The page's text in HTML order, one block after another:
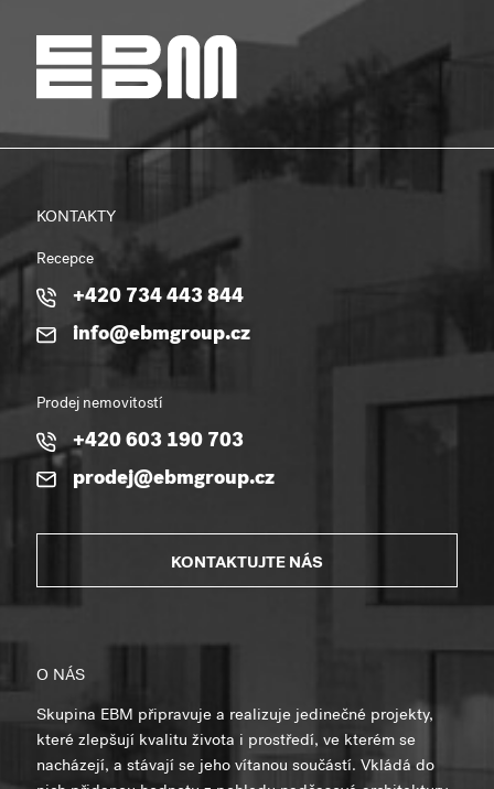
KONTAKTY
Recepce
+420 734 443 844
info@ebmgroup.cz
Prodej nemovitostí
+420 603 190 703
prodej@ebmgroup.cz
KONTAKTUJTE NÁS
O NÁS
Skupina EBM připravuje a realizuje jedinečné projekty,
které zlepšují kvalitu života i prostředí, ve kterém se
nacházejí, a stávají se jeho vítanou součástí. Vkládá do